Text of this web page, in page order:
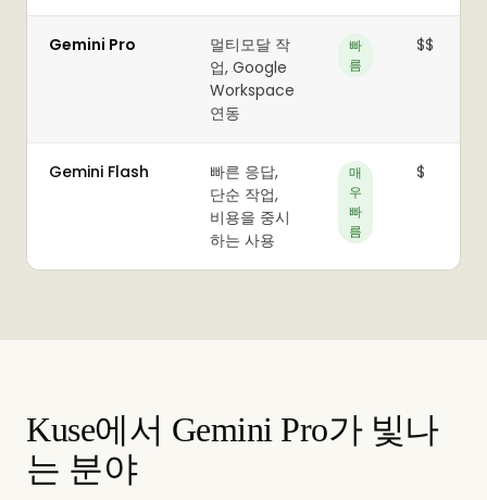
Gemini Pro
멀티모달 작
업, Google
Workspace
연동
빠
름
$$
Gemini Flash
빠른 응답,
단순 작업,
비용을 중시
하는 사용
매
우
빠
름
$
Kuse에서 Gemini Pro가 빛나
는 분야